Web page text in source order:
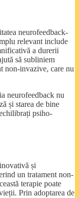
neurofeedback-
relevant include
a durerii
să subliniem
non-invazive, care nu
neurofeedback nu
și starea de bine
psiho-
și
un tratament non-
terapie poate
Prin adoptarea de